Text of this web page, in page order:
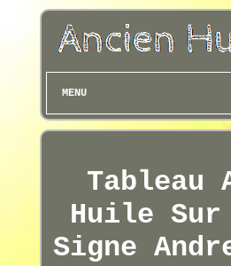
MENU
Tableau
Huile Sur
Signe